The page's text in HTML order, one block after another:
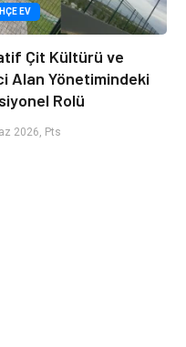
EV
Çit Kültürü ve
Alan Yönetimindeki
Rolü
2026, Pts